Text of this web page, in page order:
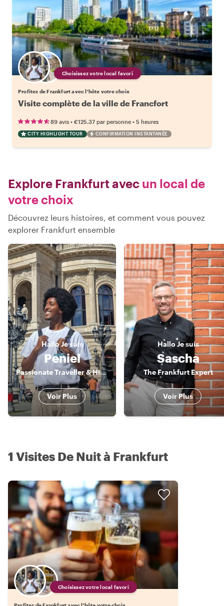
Choisissez votre local favori
Profitez de Frankfurt avec l'hôte votre choix
Visite complète de la ville de Francfort
89 avis • €125.37 par personne • 5 heures
CITY HIGHLIGHT TOUR CONFIRMATION INSTANTANÉE
Explore Frankfurt avec un local de
votre choix
Découvrez leurs histoires, et comment vous pouvez
explorer Frankfurt ensemble
HalloJe suis
Peniel
Passionate Traveller & History Nerd
Voir Plus
Hallo Je suis
Sascha
The Frankfurt Expert
Voir Plus
1 Visites De Nuit à Frankfurt
Choisissez votre local favori
Profitez de Frankfurt avec l'hôte votre choix